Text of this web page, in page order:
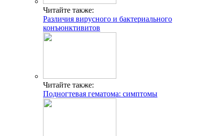
Читайте также:
Различия вирусного и бактериального
конъюнктивитов
Читайте также:
Подногтевая гематома: симптомы